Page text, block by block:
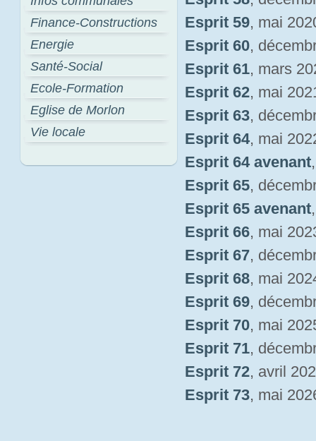
Finance-Constructions
Energie
Santé-Social
Ecole-Formation
Eglise de Morlon
Vie locale
Esprit 59, mai
Esprit 60,
Esprit 61, mars
Esprit 62, mai
Esprit 63,
Esprit 64, mai
Esprit 64 avenant
Esprit 65,
Esprit 65 avenant
Esprit 66, mai
Esprit 67,
Esprit 68, mai
Esprit 69,
Esprit 70, mai
Esprit 71,
Esprit 72, avril
Esprit 73, mai